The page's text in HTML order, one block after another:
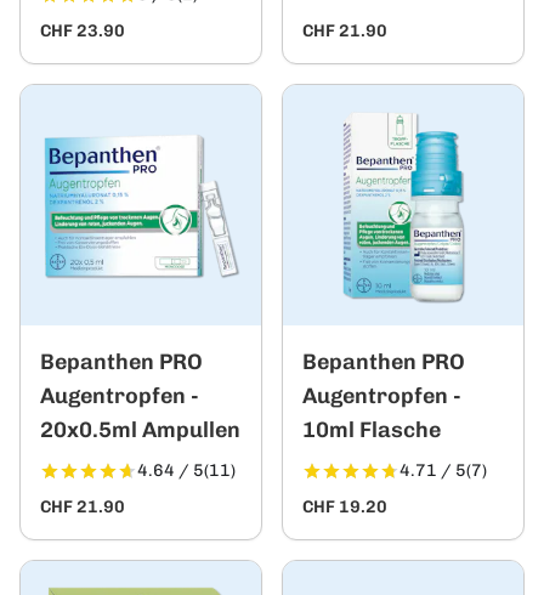
CHF 23.90
CHF 21.90
Bepanthen PRO
Augentropfen -
20x0.5ml Ampullen
4.64 / 5(11)
CHF 21.90
Bepanthen PRO
Augentropfen -
10ml Flasche
4.71 / 5(7)
CHF 19.20